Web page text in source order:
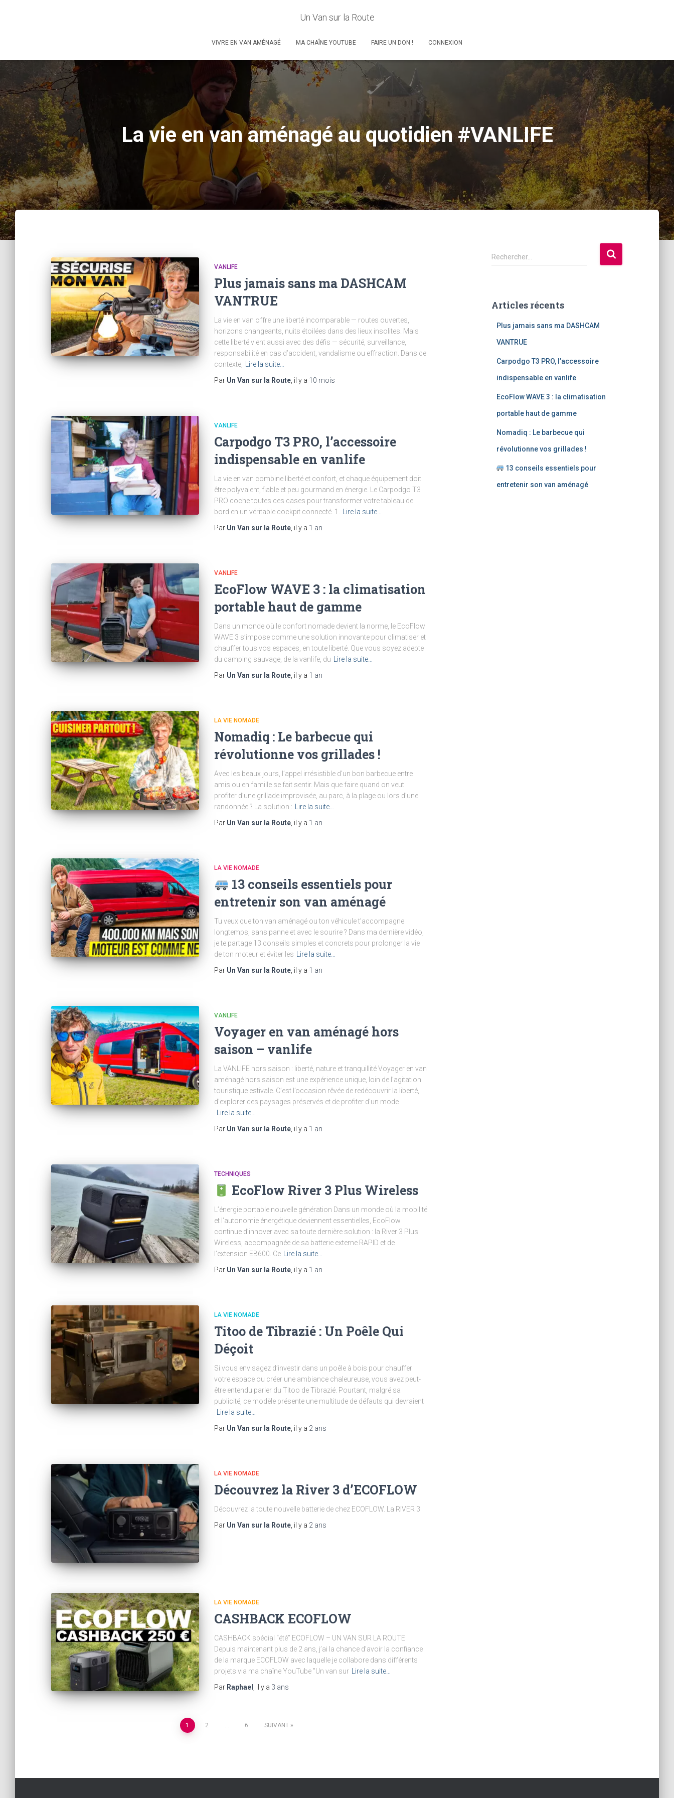
Un Van sur la Route
VIVRE EN VAN AMÉNAGÉ MA CHAÎNE YOUTUBE FAIRE UN DON ! CONNEXION
La vie en van aménagé au quotidien #VANLIFE
VANLIFE
Plus jamais sans ma DASHCAM
VANTRUE
La vie en van offre une liberté incomparable — routes ouvertes,
horizons changeants, nuits étoilées dans des lieux insolites. Mais
cette liberté vient aussi avec des défis — sécurité, surveillance,
responsabilité en cas d’accident, vandalisme ou effraction. Dans ce
contexte,
Lire la suite…
Par Un Van sur la Route , il y a 10 mois
VANLIFE
Carpodgo T3 PRO, l’accessoire
indispensable en vanlife
La vie en van combine liberté et confort, et chaque équipement doit
être polyvalent, fiable et peu gourmand en énergie. Le Carpodgo T3
PRO coche toutes ces cases pour transformer votre tableau de
bord en un véritable cockpit connecté. 1.
Lire la suite…
Par Un Van sur la Route , il y a 1 an
VANLIFE
EcoFlow WAVE 3 : la climatisation
portable haut de gamme
Dans un monde où le confort nomade devient la norme, le EcoFlow
WAVE 3 s’impose comme une solution innovante pour climatiser et
chauffer tous vos espaces, en toute liberté. Que vous soyez adepte
du camping sauvage, de la vanlife, du
Lire la suite…
Par Un Van sur la Route , il y a 1 an
LA VIE NOMADE
Nomadiq : Le barbecue qui
révolutionne vos grillades !
Avec les beaux jours, l’appel irrésistible d’un bon barbecue entre
amis ou en famille se fait sentir. Mais que faire quand on veut
profiter d’une grillade improvisée, au parc, à la plage ou lors d’une
randonnée ? La solution :
Lire la suite…
Par Un Van sur la Route , il y a 1 an
LA VIE NOMADE
13 conseils essentiels pour
entretenir son van aménagé
Tu veux que ton van aménagé ou ton véhicule t’accompagne
longtemps, sans panne et avec le sourire ? Dans ma dernière vidéo,
je te partage 13 conseils simples et concrets pour prolonger la vie
de ton moteur et éviter les
Lire la suite…
Par Un Van sur la Route , il y a 1 an
VANLIFE
Voyager en van aménagé hors
saison – vanlife
La VANLIFE hors saison : liberté, nature et tranquillité Voyager en van
aménagé hors saison est une expérience unique, loin de l’agitation
touristique estivale. C’est l’occasion rêvée de redécouvrir la liberté,
d’explorer des paysages préservés et de profiter d’un mode
Lire la suite…
Par Un Van sur la Route , il y a 1 an
TECHNIQUES
EcoFlow River 3 Plus Wireless
L’énergie portable nouvelle génération Dans un monde où la mobilité
et l’autonomie énergétique deviennent essentielles, EcoFlow
continue d’innover avec sa toute dernière solution : la River 3 Plus
Wireless, accompagnée de sa batterie externe RAPID et de
l’extension EB600. Ce
Lire la suite…
Par Un Van sur la Route , il y a 1 an
LA VIE NOMADE
Titoo de Tibrazié : Un Poêle Qui
Déçoit
Si vous envisagez d’investir dans un poêle à bois pour chauffer
votre espace ou créer une ambiance chaleureuse, vous avez peut-
être entendu parler du Titoo de Tibrazié. Pourtant, malgré sa
publicité, ce modèle présente une multitude de défauts qui devraient
Lire la suite…
Par Un Van sur la Route , il y a 2 ans
LA VIE NOMADE
Découvrez la River 3 d’ECOFLOW
Découvrez la toute nouvelle batterie de chez ECOFLOW. La RIVER 3
Par Un Van sur la Route , il y a 2 ans
LA VIE NOMADE
CASHBACK ECOFLOW
CASHBACK spécial “été” ECOFLOW – UN VAN SUR LA ROUTE
Depuis maintenant plus de 2 ans, j’ai la chance d’avoir la confiance
de la marque ECOFLOW avec laquelle je collabore dans différents
projets via ma chaîne YouTube ”Un van sur
Lire la suite…
Par Raphael , il y a 3 ans
1 2 6 SUIVANT
R
e
r
Rechercher…
Articles récents
Plus jamais sans ma DASHCAM
VANTRUE
Carpodgo T3 PRO, l’accessoire
indispensable en vanlife
EcoFlow WAVE 3 : la climatisation
portable haut de gamme
Nomadiq : Le barbecue qui
révolutionne vos grillades !
13 conseils essentiels pour
entretenir son van aménagé